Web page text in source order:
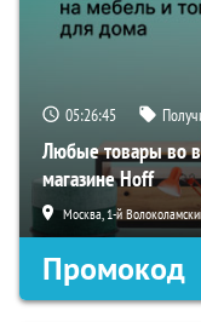
05:26:45
Любые товары во
магазине Hoff
Москва, 1-й
Промокод